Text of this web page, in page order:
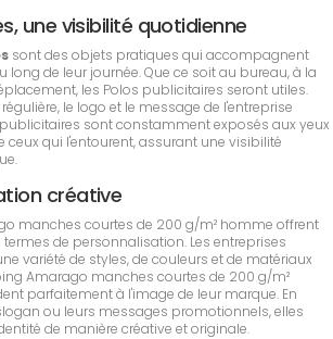
une visibilité quotidienne
sont des objets pratiques qui accompagnent
long de leur journée. Que ce soit au bureau, à la
les Polos publicitaires seront utiles.
le logo et le message de l'entreprise
sont constamment exposés aux yeux
ceux qui l'entourent, assurant une visibilité
créative
manches courtes de 200 g/m² homme offrent
de personnalisation. Les entreprises
variété de styles, de couleurs et de matériaux
Amarago manches courtes de 200 g/m²
parfaitement à l'image de leur marque. En
ou leurs messages promotionnels, elles
de manière créative et originale.